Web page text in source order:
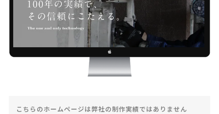
こちらのホームページは弊社の制作実績ではありません